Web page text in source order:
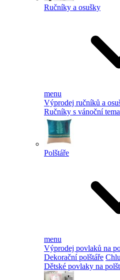
Ručníky a osušky
menu
Výprodej ručníků a
Ručníky s vánoční
Polštáře
menu
Výprodej povlaků na
Dekorační polštáře
Dětské povlaky na